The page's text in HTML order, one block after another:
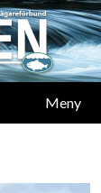
Meny